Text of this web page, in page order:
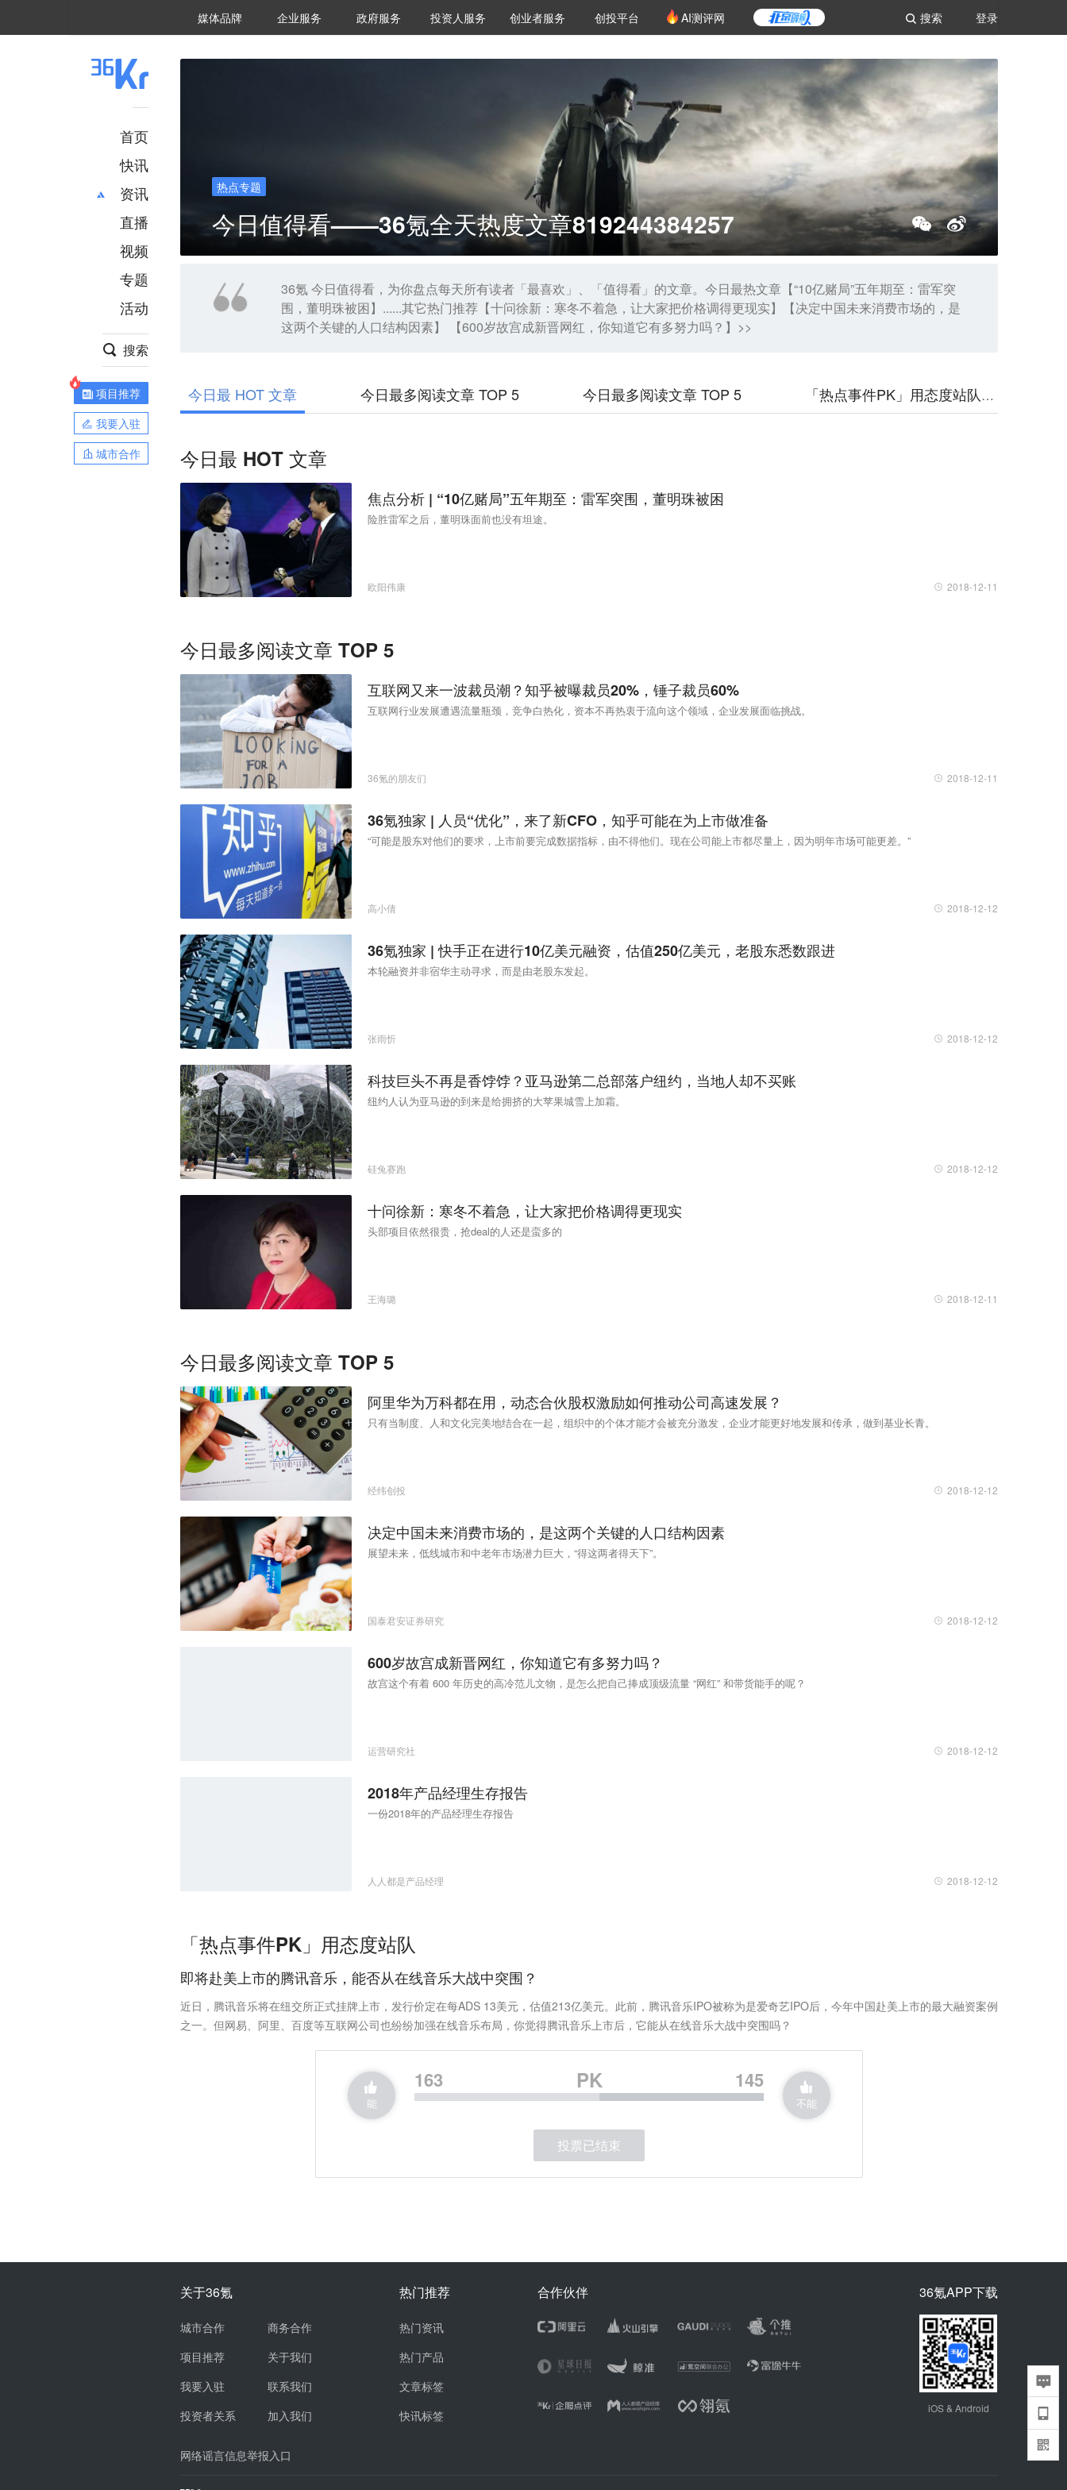
登录
搜索
媒体品牌 36Kr研究院
企业服务 城市之窗
政府服务 VClub投资机构库
投资机构职位推介
投资人服务 创投氪堂
创业者服务 创投平台 AI测评网
首页
快讯
资讯
推荐
财经
项目推荐
安徽
直播
视频
专题
活动
搜索
项目推荐
我要入驻
城市合作
热点专题
今日值得看——36氪全天热度文章819244384257
36氪 今日值得看，为你盘点每天所有读者「最喜欢」、「值得看」的文章。今日最热文章【“10亿赌局”五年期至：雷军突
围，董明珠被困】......其它热门推荐【十问徐新：寒冬不着急，让大家把价格调得更现实】【决定中国未来消费市场的，是
这两个关键的人口结构因素】 【600岁故宫成新晋网红，你知道它有多努力吗？】>>
今日最 HOT 文章 今日最多阅读文章 TOP 5 今日最多阅读文章 TOP 5 「热点事件PK」用态度站队
今日最 HOT 文章
焦点分析 | “10亿赌局”五年期至：雷军突围，董明珠被困
险胜雷军之后，董明珠面前也没有坦途。
欧阳伟康 2018-12-11
今日最多阅读文章 TOP 5
互联网又来一波裁员潮？知乎被曝裁员20%，锤子裁员60%
互联网行业发展遭遇流量瓶颈，竞争白热化，资本不再热衷于流向这个领域，企业发展面临挑战。
36氪的朋友们 2018-12-11
36氪独家 | 人员“优化”，来了新CFO，知乎可能在为上市做准备
“可能是股东对他们的要求，上市前要完成数据指标，由不得他们。现在公司能上市都尽量上，因为明年市场可能更差。”
高小倩 2018-12-12
36氪独家 | 快手正在进行10亿美元融资，估值250亿美元，老股东悉数跟进
本轮融资并非宿华主动寻求，而是由老股东发起。
张雨忻 2018-12-12
科技巨头不再是香饽饽？亚马逊第二总部落户纽约，当地人却不买账
纽约人认为亚马逊的到来是给拥挤的大苹果城雪上加霜。
硅兔赛跑 2018-12-12
十问徐新：寒冬不着急，让大家把价格调得更现实
头部项目依然很贵，抢deal的人还是蛮多的
王海璐 2018-12-11
今日最多阅读文章 TOP 5
阿里华为万科都在用，动态合伙股权激励如何推动公司高速发展？
只有当制度、人和文化完美地结合在一起，组织中的个体才能才会被充分激发，企业才能更好地发展和传承，做到基业长青。
经纬创投 2018-12-12
决定中国未来消费市场的，是这两个关键的人口结构因素
展望未来，低线城市和中老年市场潜力巨大，“得这两者得天下”。
国泰君安证券研究 2018-12-12
600岁故宫成新晋网红，你知道它有多努力吗？
故宫这个有着 600 年历史的高冷范儿文物，是怎么把自己捧成顶级流量 “网红” 和带货能手的呢？
运营研究社 2018-12-12
2018年产品经理生存报告
一份2018年的产品经理生存报告
人人都是产品经理 2018-12-12
「热点事件PK」用态度站队
即将赴美上市的腾讯音乐，能否从在线音乐大战中突围？
近日，腾讯音乐将在纽交所正式挂牌上市，发行价定在每ADS 13美元，估值213亿美元。此前，腾讯音乐IPO被称为是爱奇艺IPO后，今年中国赴美上市的最大融资案例
之一。但网易、阿里、百度等互联网公司也纷纷加强在线音乐布局，你觉得腾讯音乐上市后，它能从在线音乐大战中突围吗？
能
163 PK 145
不能
投票已结束
关于36氪
城市合作
项目推荐
我要入驻
投资者关系
商务合作
关于我们
联系我们
加入我们
网络谣言信息举报入口
热门推荐
热门资讯
热门产品
文章标签
快讯标签
合作伙伴 36氪APP下载
iOS & Android